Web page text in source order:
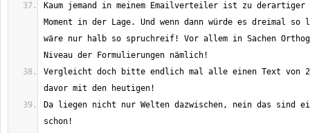
Kaum jemand in meinem Emailverteiler ist zu
Moment in der Lage. Und wenn dann würde es dreimal so
wäre nur halb so spruchreif! Vor allem in Sachen
Vergleicht doch bitte endlich mal alle einen Text von
Da liegen nicht nur Welten dazwischen, nein das sind